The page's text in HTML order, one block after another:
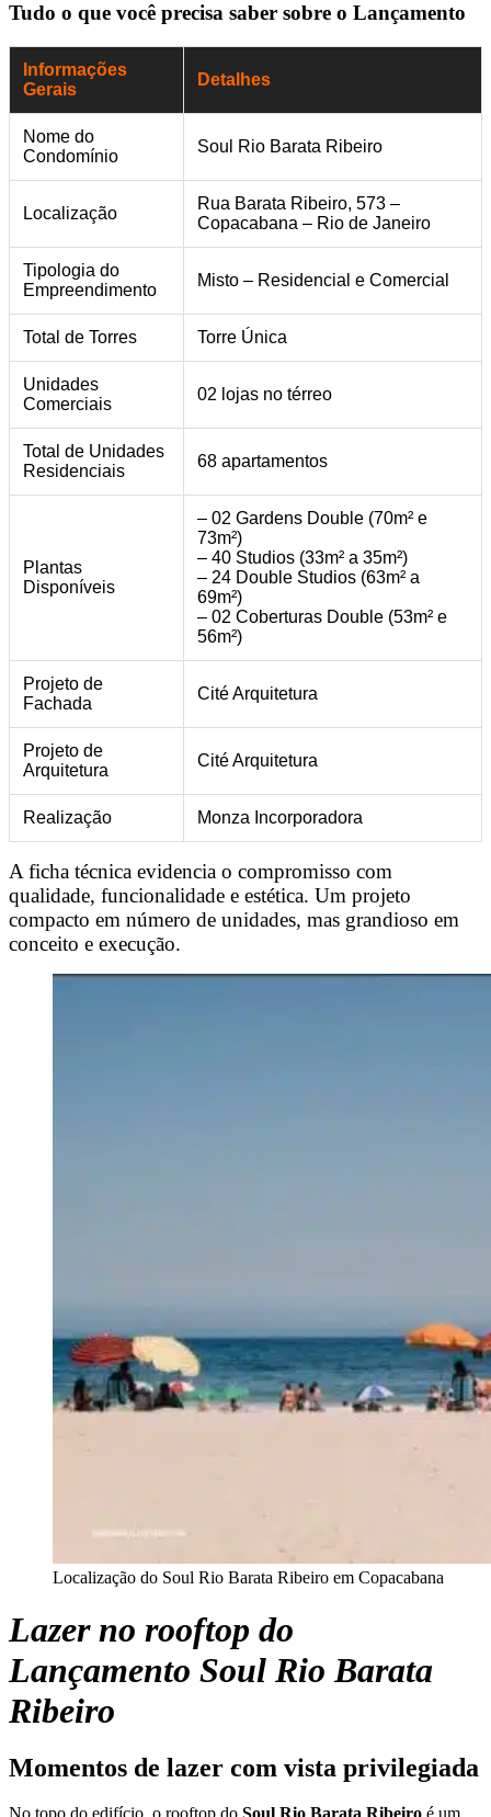
Tudo o que você precisa saber sobre o Lançamento
Informações
Gerais
Detalhes
Nome do
Condomínio
Soul Rio Barata Ribeiro
Localização
Rua Barata Ribeiro, 573 –
Copacabana – Rio de Janeiro
Tipologia do
Empreendimento
Misto – Residencial e Comercial
Total de Torres Torre Única
Unidades
Comerciais
02 lojas no térreo
Total de Unidades
Residenciais
68 apartamentos
Plantas
Disponíveis
– 02 Gardens Double (70m² e
73m²)
– 40 Studios (33m² a 35m²)
– 24 Double Studios (63m² a
69m²)
– 02 Coberturas Double (53m² e
56m²)
Projeto de
Fachada
Cité Arquitetura
Projeto de
Arquitetura
Cité Arquitetura
Realização Monza Incorporadora
A ficha técnica evidencia o compromisso com
qualidade, funcionalidade e estética. Um projeto
compacto em número de unidades, mas grandioso em
conceito e execução.
Localização do Soul Rio Barata Ribeiro em Copacabana
Lazer no rooftop do
Lançamento Soul Rio Barata
Ribeiro
Momentos de lazer com vista privilegiada
No topo do edifício, o rooftop do Soul Rio Barata Ribeiro é um